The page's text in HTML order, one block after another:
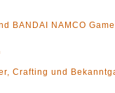
BANDAI NAMCO
Crafting und